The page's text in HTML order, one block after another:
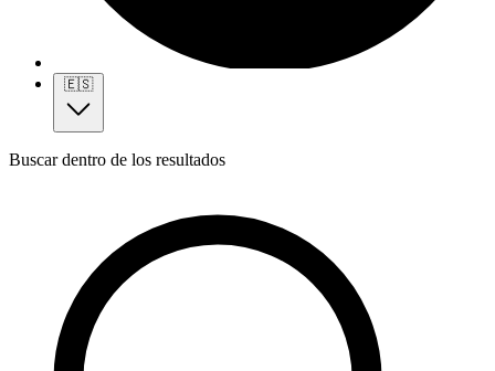
🇪🇸
Buscar dentro de los resultados